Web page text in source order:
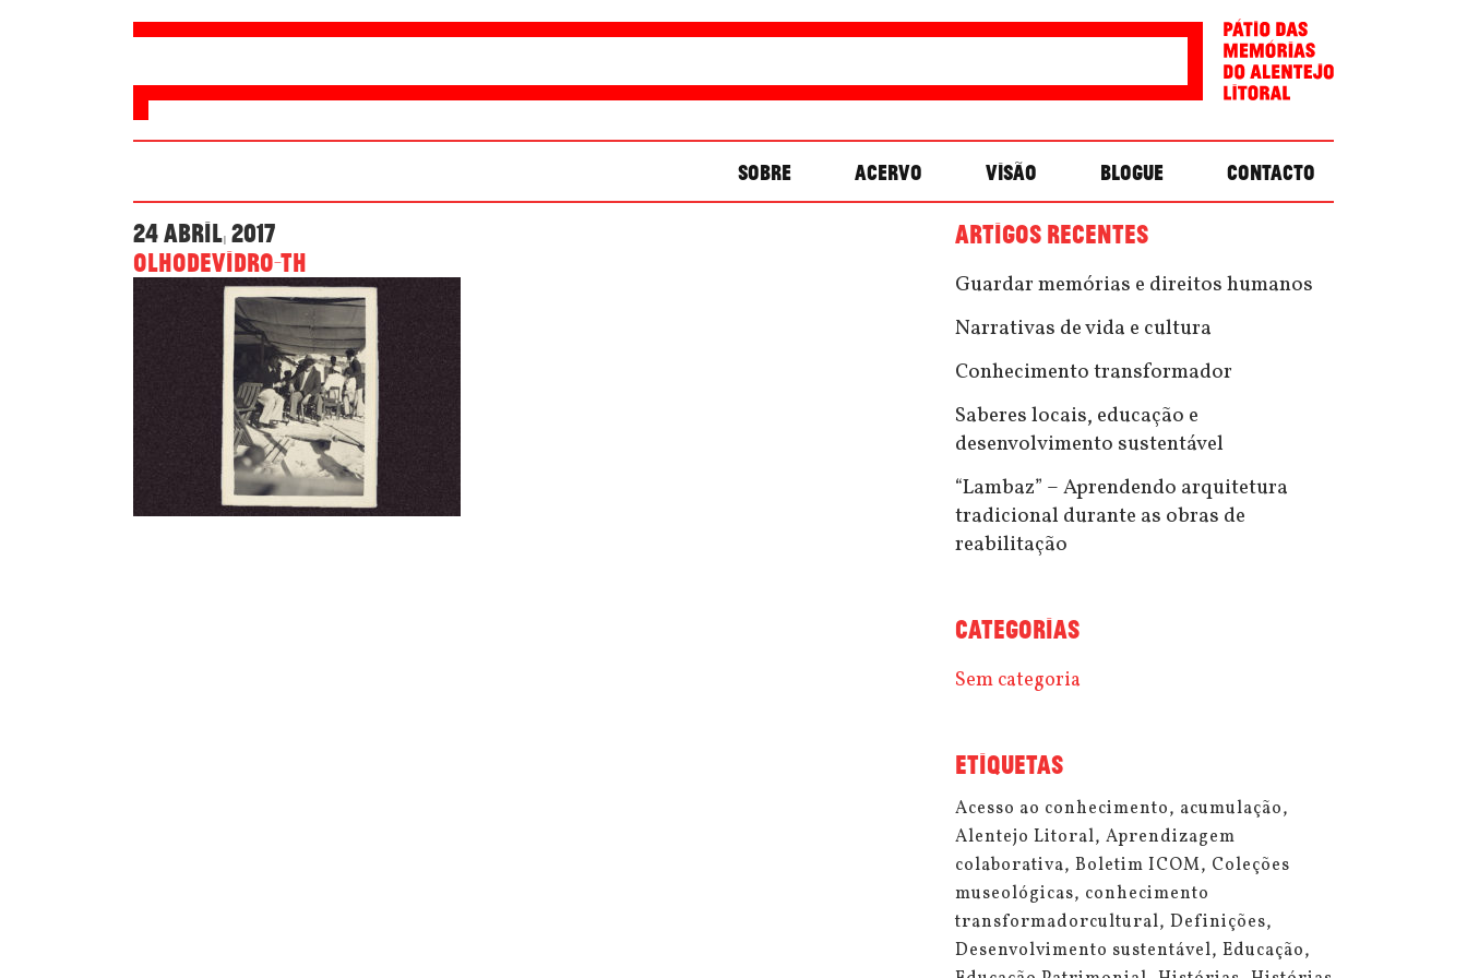
SOBRE ACERVO VISÃO BLOGUE CONTACTO
24 Abril, 2017
olhodevidro-th
ARTIGOS RECENTES
Guardar memórias e direitos humanos
Narrativas de vida e cultura
Conhecimento transformador
Saberes locais, educação e
desenvolvimento sustentável
“Lambaz” – Aprendendo arquitetura
tradicional durante as obras de
reabilitação
CATEGORIAS
Sem categoria
ETIQUETAS
Acesso ao conhecimento acumulação
Alentejo Litoral Aprendizagem
colaborativa Boletim ICOM Coleções
museológicas conhecimento
transformadorcultural Definições
Desenvolvimento sustentável Educação